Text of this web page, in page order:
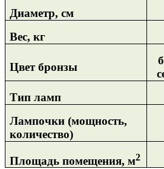
Диаметр, см
Вес, кг
Цвет бронзы
Тип ламп
Лампочки (мощность,
количество)
Площадь помещения, м2